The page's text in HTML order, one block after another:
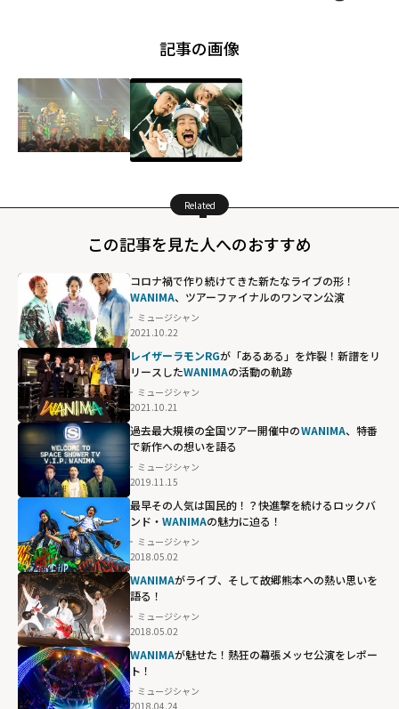
記事の画像
Related
この記事を見た人へのおすすめ
コロナ禍で作り続けてきた新たなライブの形！
WANIMA、ツアーファイナルのワンマン公演
ミュージシャン
2021.10.22
レイザーラモンRGが「あるある」を炸裂！新譜をリ
リースしたWANIMAの活動の軌跡
ミュージシャン
2021.10.21
過去最大規模の全国ツアー開催中のWANIMA、特番
で新作への想いを語る
ミュージシャン
2019.11.15
最早その人気は国民的！？快進撃を続けるロックバ
ンド・ WANIMAの魅力に迫る！
ミュージシャン
2018.05.02
WANIMAがライブ、そして故郷熊本への熱い思いを
語る！
ミュージシャン
2018.05.02
WANIMAが魅せた！熱狂の幕張メッセ公演をレポー
ト！
ミュージシャン
2018.04.24